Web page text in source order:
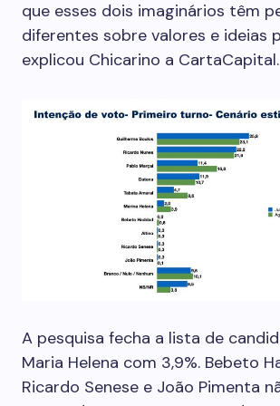
que esses dois imaginários têm
diferentes sobre valores e ideias
explicou Chicarino a CartaCapital.
A pesquisa fecha a lista de
Maria Helena com 3,9%. Bebeto
Ricardo Senese e João Pimenta